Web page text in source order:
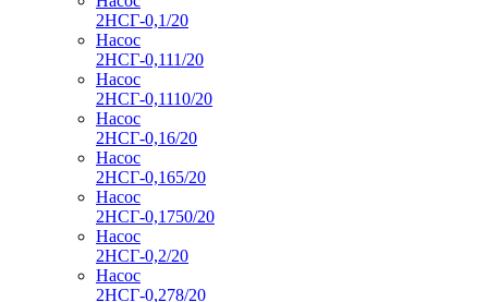
2НСГ-0,1/20
Насос
2НСГ-0,111/20
Насос
2НСГ-0,1110/20
Насос
2НСГ-0,16/20
Насос
2НСГ-0,165/20
Насос
2НСГ-0,1750/20
Насос
2НСГ-0,2/20
Насос
2НСГ-0,278/20